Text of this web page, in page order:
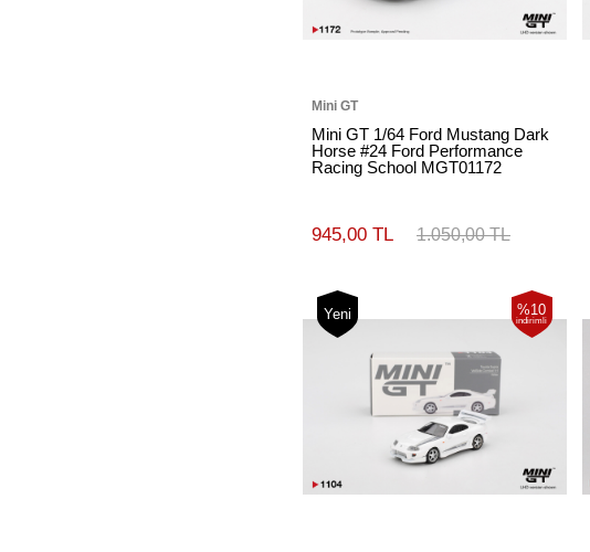
Mini GT
Mini GT 1/64 Ford Mustang Dark
Horse #24 Ford Performance
Racing School MGT01172
1.050,00 TL
945,00 TL
%10
indirimli
Yeni